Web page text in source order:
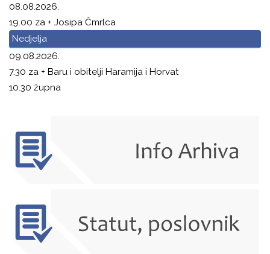
08.08.2026.
19.00 za + Josipa Čmrlca
Nedjelja
09.08.2026.
7.30 za + Baru i obitelji Haramija i Horvat
10.30 župna